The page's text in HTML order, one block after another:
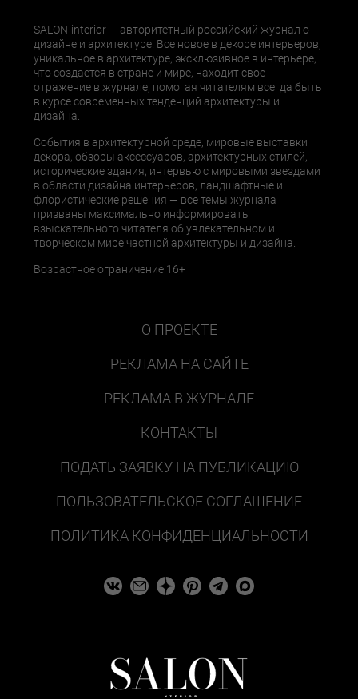
SALON-interior — авторитетный российский журнал о
дизайне и архитектуре. Все новое в декоре интерьеров,
уникальное в архитектуре, эксклюзивное в интерьере,
что создается в стране и мире, находит свое
отражение в журнале, помогая читателям всегда быть
в курсе современных тенденций архитектуры и
дизайна.
События в архитектурной среде, мировые выставки
декора, обзоры аксессуаров, архитектурных стилей,
исторические здания, интервью с мировыми звездами
в области дизайна интерьеров, ландшафтные и
флористические решения — все темы журнала
призваны максимально информировать
взыскательного читателя об увлекательном и
творческом мире частной архитектуры и дизайна.
Возрастное ограничение 16+
О ПРОЕКТЕ
РЕКЛАМА НА САЙТЕ
РЕКЛАМА В ЖУРНАЛЕ
КОНТАКТЫ
ПОДАТЬ ЗАЯВКУ НА ПУБЛИКАЦИЮ
ПОЛЬЗОВАТЕЛЬСКОЕ СОГЛАШЕНИЕ
ПОЛИТИКА КОНФИДЕНЦИАЛЬНОСТИ